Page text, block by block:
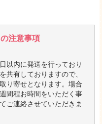
注意事項
以内に発送を行っており
共有しておりますので、
り寄せとなります。場合
間程お時間をいただく事
ご連絡させていただきま